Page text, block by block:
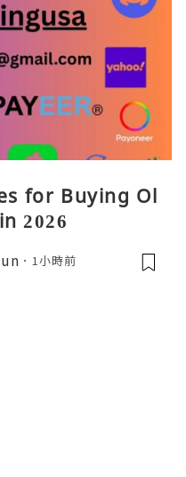
for Buying Ol
2026
1小時前